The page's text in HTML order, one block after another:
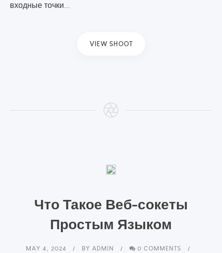
входные точки...
VIEW SHOOT
Что Такое Веб-сокеты
Простым Языком
MAY 4, 2024 BY ADMIN 0 COMMENTS